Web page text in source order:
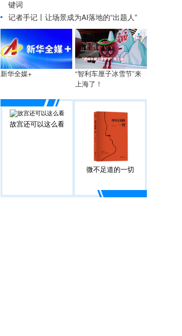
键词
记者手记丨让场景成为AI落地的“出题人”
新华全媒+
“智利车厘子冰雪节”来
上海了！
故宫还可以这么看
微不足道的一切